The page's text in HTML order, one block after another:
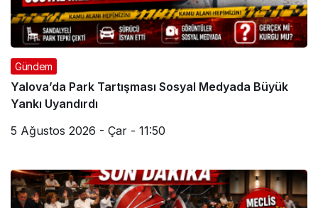
Gündem
Yalova’da Park Tartışması Sosyal Medyada Büyük
Yankı Uyandırdı
5 Ağustos 2026 - Çar - 11:50